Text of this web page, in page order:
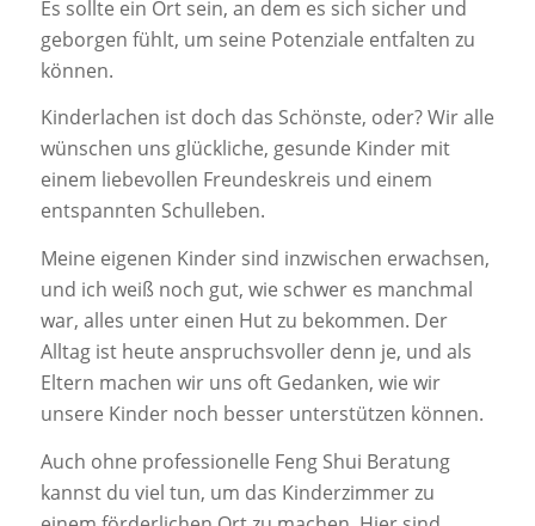
Es sollte ein Ort sein, an dem es sich sicher und
geborgen fühlt, um seine Potenziale entfalten zu
können.
Kinderlachen ist doch das Schönste, oder? Wir alle
wünschen uns glückliche, gesunde Kinder mit
einem liebevollen Freundeskreis und einem
entspannten Schulleben.
Meine eigenen Kinder sind inzwischen erwachsen,
und ich weiß noch gut, wie schwer es manchmal
war, alles unter einen Hut zu bekommen. Der
Alltag ist heute anspruchsvoller denn je, und als
Eltern machen wir uns oft Gedanken, wie wir
unsere Kinder noch besser unterstützen können.
Auch ohne professionelle Feng Shui Beratung
kannst du viel tun, um das Kinderzimmer zu